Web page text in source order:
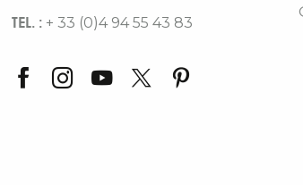
TEL. : + 33 (0)4 94 55 43 83